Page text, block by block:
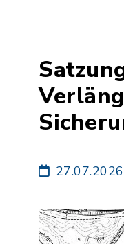
27.07.2026